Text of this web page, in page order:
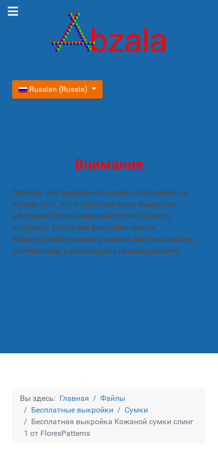
Выберите язык
Russian (Russia)
Внимание
Прежде чем высказывать мне возмущение по
поводу того, что я выложил вашу выкройку,
оформите промышленный патент на вашу
выкройку. Почти все выкройки имеют
общеупотребительное решение или бессовестно
скопированы у нормальных производителей.
Вы здесь: Главная
Файлы
Бесплатные выкройки
Сумки
Бесплатная выкройка Кожаной сумки слинг
1 от FloresPatterns